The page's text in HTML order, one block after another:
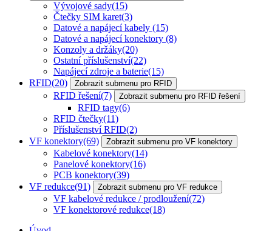
Vývojové sady(15)
Čtečky SIM karet(3)
Datové a napájecí kabely (15)
Datové a napájecí konektory (8)
Konzoly a držáky(20)
Ostatní příslušenství(22)
Napájecí zdroje a baterie(15)
RFID(20) Zobrazit submenu pro RFID
RFID řešení(7) Zobrazit submenu pro RFID řešení
RFID tagy(6)
RFID čtečky(11)
Příslušenství RFID(2)
VF konektory(69) Zobrazit submenu pro VF konektory
Kabelové konektory(14)
Panelové konektory(16)
PCB konektory(39)
VF redukce(91) Zobrazit submenu pro VF redukce
VF kabelové redukce / prodloužení(72)
VF konektorové redukce(18)